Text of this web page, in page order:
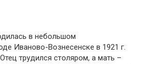
в небольшом
Иваново-Вознесенске в 1921 г.
трудился столяром, а мать –